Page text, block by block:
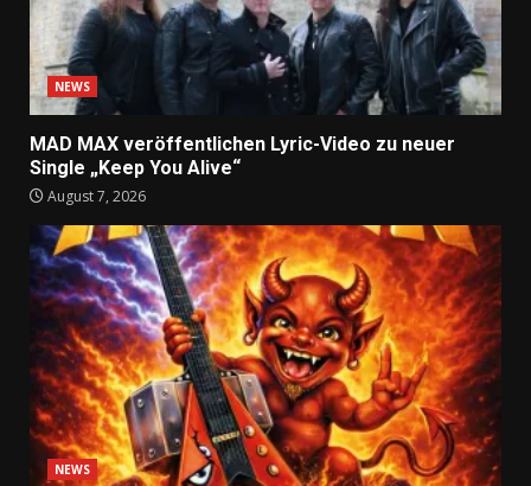
NEWS
MAD MAX veröffentlichen Lyric-Video zu neuer
Single „Keep You Alive“
August 7, 2026
NEWS